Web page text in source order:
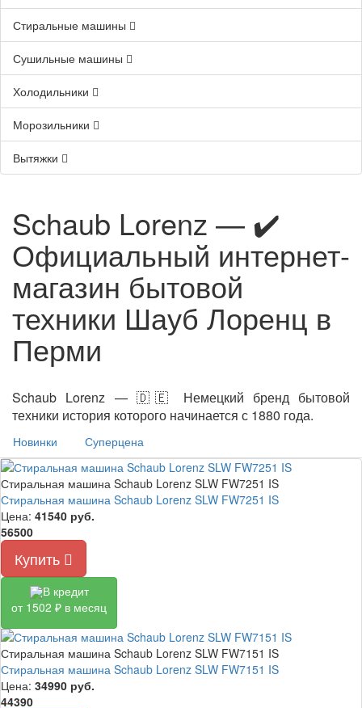
Стиральные машины
Сушильные машины
Холодильники
Морозильники
Вытяжки
Schaub Lorenz — ✔️
Официальный интернет-
магазин бытовой
техники Шауб Лоренц в
Перми
Schaub Lorenz — 🇩🇪 Немецкий бренд бытовой
техники история которого начинается с 1880 года.
Новинки Суперцена
Стиральная машина Schaub Lorenz SLW FW7251 IS
Стиральная машина Schaub Lorenz SLW FW7251 IS
Цена: 41540 руб.
56500
Купить
В кредит
от 1502 ₽ в месяц
Стиральная машина Schaub Lorenz SLW FW7151 IS
Стиральная машина Schaub Lorenz SLW FW7151 IS
Цена: 34990 руб.
44390